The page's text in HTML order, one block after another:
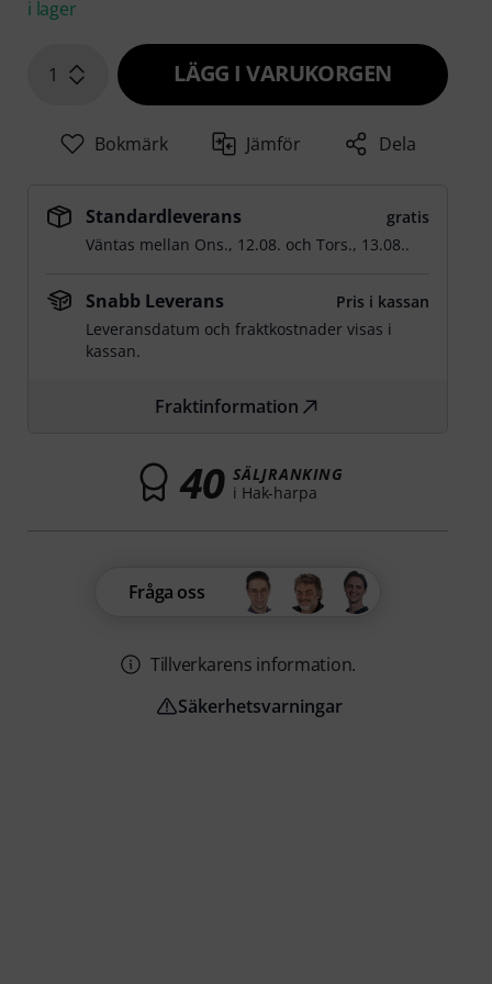
i lager
1 LÄGG I VARUKORGEN
Bokmärk Jämför Dela
Standardleverans
gratis
Väntas mellan Ons., 12.08. ochTors., 13.08..
Snabb Leverans
Pris i kassan
Leveransdatum och fraktkostnader visas i
kassan.
Fraktinformation
40 SÄLJRANKING
i Hak-harpa
Fråga oss
Tillverkarens information.
Säkerhetsvarningar